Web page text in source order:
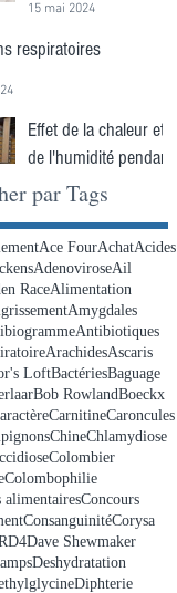
15 mai 2024
respiratoires
Effet de la chaleur et
de l'humidité pendant
une course
15 mai 2024
par Tags
Ace FourAchatAcides
AdenoviroseAil
RaceAlimentation
Amygdales
Antibiotiques
ArachidesAscaris
LoftBactériesBaguage
Bob RowlandBoeckx
CarnitineCaroncules
ChineChlamydiose
Colombier
Colombophilie
alimentairesConcours
ConsanguinitéCorysa
Dave Shewmaker
Deshydratation
Diphterie